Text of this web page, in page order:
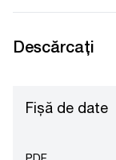
Descărcați
Fișă de date